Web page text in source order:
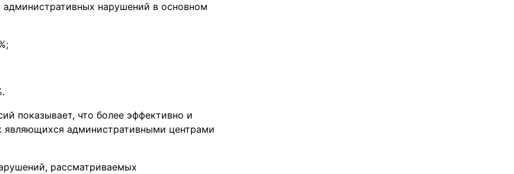
нарушений в основном
показывает, что более эффективно и
являющихся административными центрами
рассматриваемых